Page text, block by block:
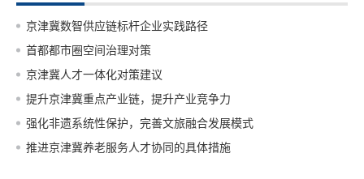
京津冀数智供应链标杆企业实践路径
首都都市圈空间治理对策
京津冀人才一体化对策建议
提升京津冀重点产业链，提升产业竞争力
强化非遗系统性保护，完善文旅融合发展模式
推进京津冀养老服务人才协同的具体措施